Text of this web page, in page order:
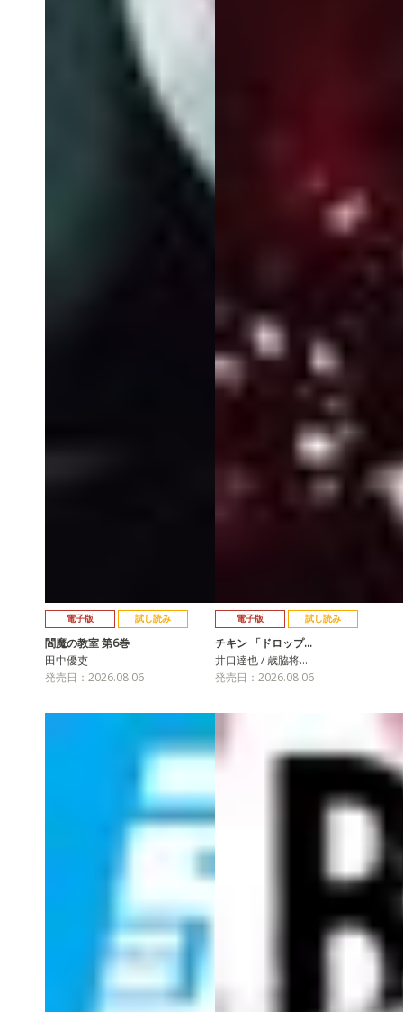
電子版 試し読み
閻魔の教室 第6巻
田中優吏
発売日：2026.08.06
電子版 試し読み
チキン 「ドロップ…
井口達也 / 歳脇将…
発売日：2026.08.06